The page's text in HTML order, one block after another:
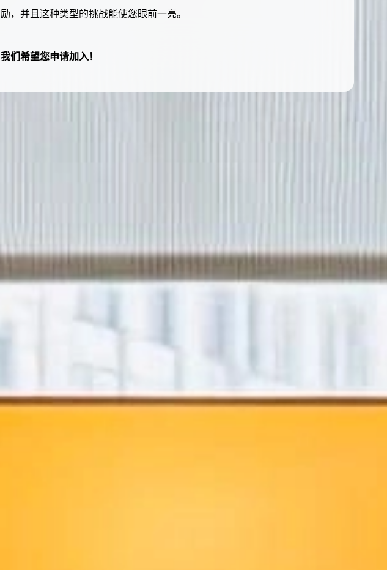
励，并且这种类型的挑战能使您眼前一亮。
我们希望您申请加入！